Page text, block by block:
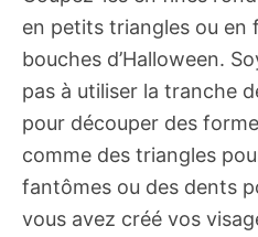
en petits triangles ou en
bouches d’Halloween.
pas à utiliser la tranche
pour découper des
comme des triangles
fantômes ou des dents
vous avez créé vos